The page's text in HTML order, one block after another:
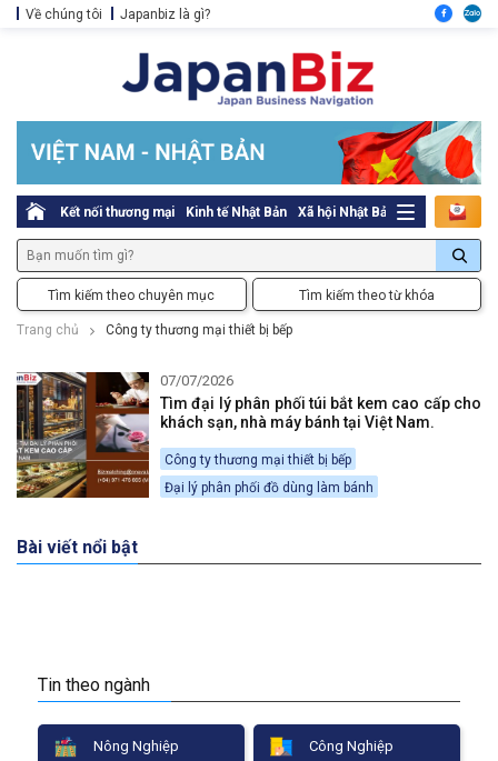
Về chúng tôi Japanbiz là gì?
Kết nối thương mại Kinh tế Nhật Bản Xã hội Nhật Bản Thủ tục pháp
Tìm kiếm theo chuyên mục Tìm kiếm theo từ khóa
Trang chủ Công ty thương mại thiết bị bếp
07/07/2026
Tìm đại lý phân phối túi bắt kem cao cấp cho
khách sạn, nhà máy bánh tại Việt Nam.
Công ty thương mại thiết bị bếp
Đại lý phân phối đồ dùng làm bánh
Bài viết nổi bật
Tin theo ngành
Nông Nghiệp Công Nghiệp